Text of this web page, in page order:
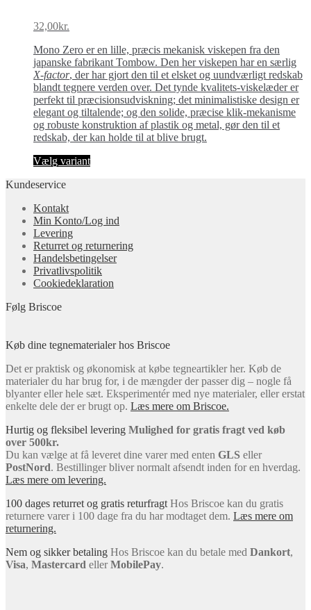
32,00kr.
Mo­no Ze­ro er en lil­le, præcis mekanisk viske­pen fra den
japanske fabrikant Tombow. Den her viskepen har en særlig
X-factor, der har gjort den til et elsket og uundværligt redskab
blandt tegnere verden over. Det tynde kvalitets-viske­læder er
perfekt til præcisionsudviskning; det minimalistiske design er
elegant og tiltalende; og den solide, præcise klik-mekanisme
og robuste konstruktion af plastik og metal, gør den til et
redskab, der kan holde til at blive brugt.
Vælg variantDette
Mulighederne
vælges
på
varesiden
Kundeservice
Kontakt
Min Konto/Log ind
Levering
Returret og returnering
Handels­betingelser
Privatlivspolitik
Cookiedeklaration
Følg Briscoe
Køb dine tegnematerialer hos Briscoe
Det er praktisk og økonomisk at købe tegneartikler her. Køb de
materialer du har brug for, i de mængder der passer dig – nogle få
blyanter eller hele sæt. Eksperimentér med nye materialer, eller erstat
enkelte dele der er brugt op. Læs mere om Briscoe.
Hurtig og fleksibel levering Mulighed for gratis fragt ved køb
over 500kr.
Du kan vælge at få leveret dine varer med enten GLS eller
PostNord. Bestillinger bliver normalt afsendt inden for en hverdag.
Læs mere om levering.
100 dages returret og gratis returfragt Hos Briscoe kan du gratis
returnere varer i 100 dage fra du har modtaget dem. Læs mere om
returnering.
Nem og sikker betaling Hos Briscoe kan du betale med Dankort,
Visa, Mastercard ellerMobilePay.